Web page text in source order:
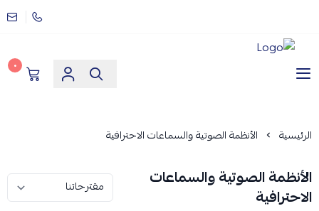
٠
الرئيسية الأنظمة الصوتية والسماعات الاحترافية
الأنظمة الصوتية والسماعات
الاحترافية